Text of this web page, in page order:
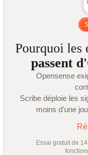
Pourquoi les
passent
Opensense
Scribe déploie les
moins d'une
Essai gratuit de